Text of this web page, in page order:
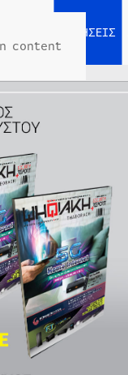
content
ΕΙΔΗΣΕΙΣ